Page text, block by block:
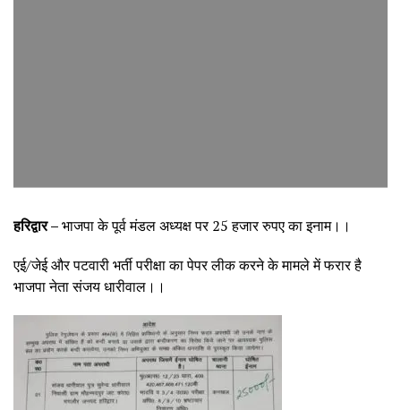
हरिद्वार –भाजपा के पूर्व मंडल अध्यक्ष पर 25 हजार रुपए का इनाम।।
एई/जेई और पटवारी भर्ती परीक्षा का पेपर लीक करने के मामले में फरार है
भाजपा नेता संजय धारीवाल।।